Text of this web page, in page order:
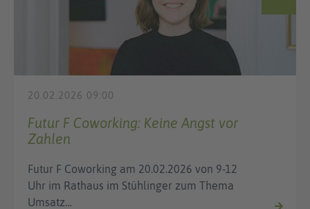
20.02.2026 09:00
Futur F Coworking: Keine Angst vor
Zahlen
Futur F Coworking am 20.02.2026 von 9-12
Uhr im Rathaus im Stühlinger zum Thema
Umsatz…